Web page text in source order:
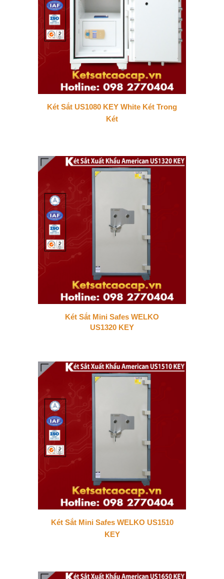
Két Sắt US1080 KEY White Két Trong
Két
Két Sắt Mini Safes WELKO
US1320 KEY
Két Sắt Mini Safes WELKO US1510
KEY